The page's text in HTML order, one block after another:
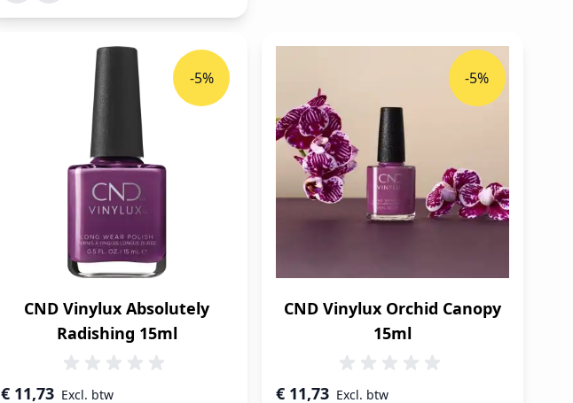
CND Vinylux Absolutely
Radishing 15ml
Speciale prijs
€ 11,73
-5%
CND Vinylux Orchid Canopy
15ml
Speciale prijs
€ 11,73
-5%